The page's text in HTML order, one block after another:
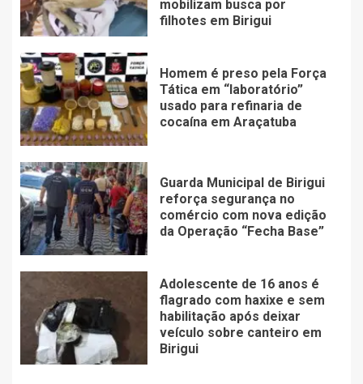
mobilizam busca por
filhotes em Birigui
Homem é preso pela Força
Tática em “laboratório”
usado para refinaria de
cocaína em Araçatuba
Guarda Municipal de Birigui
reforça segurança no
comércio com nova edição
da Operação “Fecha Base”
Adolescente de 16 anos é
flagrado com haxixe e sem
habilitação após deixar
veículo sobre canteiro em
Birigui